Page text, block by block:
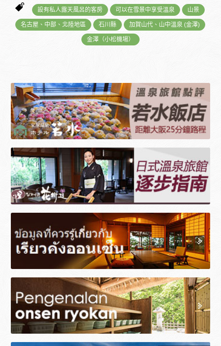
設有私人露天風呂的客房 可以在雪景中享受溫泉 山景
名古屋、中部、北陸地區 石川縣 加賀山代、山中溫泉 (金澤)
金澤（小松機場）